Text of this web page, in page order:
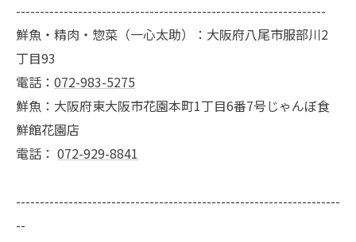
-----------------------------------------------------------------
鮮魚・精肉・惣菜（一心太助）：大阪府八尾市服部川2
丁目93
電話： 072-983-5275
鮮魚：大阪府東大阪市花園本町1丁目6番7号じゃんぼ食
鮮館花園店
電話： 072-929-8841
--------------------------------------------------------------------
--